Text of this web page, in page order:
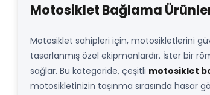
Motosiklet Bağlama
Motosiklet sahipleri için, motosikletlerini
tasarlanmış özel ekipmanlardır. İster bir
sağlar. Bu kategoride, çeşitli motosiklet
motosikletinizin taşınma sırasında hasar